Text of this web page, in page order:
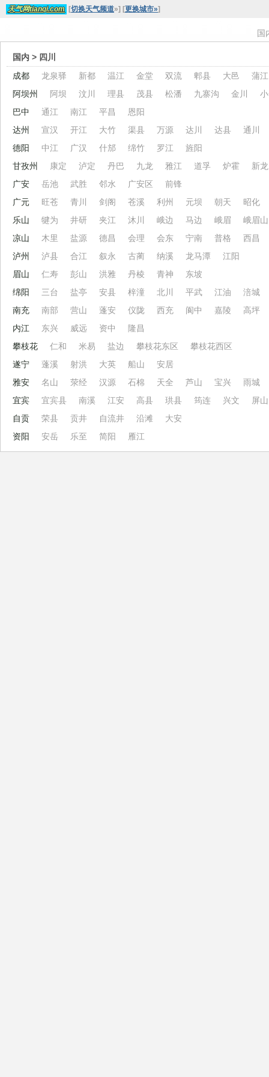
天气网tianqi.com [切换天气频道»] [更换城市»]
国
国内 > 四川
成都
龙泉驿 新都 温江 金堂 双流 郫县 大邑
蒲江
阿坝州
阿坝 汶川 理县 茂县 松潘 九寨沟 金川
巴中
通江 南江 平昌
恩阳
达州
宣汉 开江 大竹 渠县 万源 达川 达县
通川
德阳
中江 广汉 什邡 绵竹 罗江
旌阳
甘孜州
康定 泸定 丹巴 九龙 雅江 道孚 炉霍
新龙
广安
岳池 武胜 邻水 广安区
前锋
广元
旺苍 青川 剑阁 苍溪 利州 元坝 朝天
昭化
乐山
犍为 井研 夹江 沐川 峨边 马边 峨眉
峨眉山
凉山
木里 盐源 德昌 会理 会东 宁南 普格
西昌
泸州
泸县 合江 叙永 古蔺 纳溪 龙马潭
江阳
眉山
仁寿 彭山 洪雅 丹棱 青神
东坡
绵阳
三台 盐亭 安县 梓潼 北川 平武 江油
涪城
南充
南部 营山 蓬安 仪陇 西充 阆中 嘉陵
高坪
内江
东兴 威远 资中
隆昌
攀枝花
仁和 米易 盐边 攀枝花东区
攀枝花西区
遂宁
蓬溪 射洪 大英 船山
安居
雅安
名山 荥经 汉源 石棉 天全 芦山 宝兴
雨城
宜宾
宜宾县 南溪 江安 高县 珙县 筠连 兴文
屏山
自贡
荣县 贡井 自流井 沿滩
大安
资阳
安岳 乐至 简阳 雁江